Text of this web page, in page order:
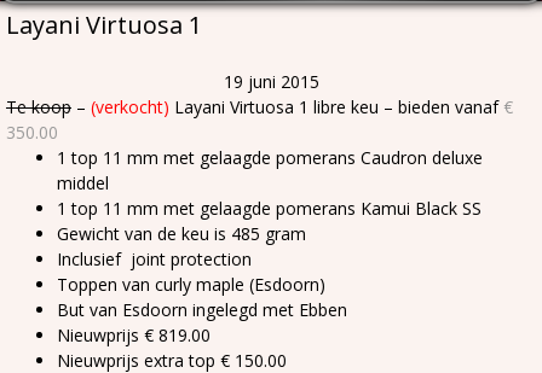
Layani Virtuosa 1
19 juni 2015
Te koop – (verkocht) Layani Virtuosa 1 libre keu – bieden vanaf €
350.00
1 top 11 mm met gelaagde pomerans Caudron deluxe
middel
1 top 11 mm met gelaagde pomerans Kamui Black SS
Gewicht van de keu is 485 gram
Inclusief joint protection
Toppen van curly maple (Esdoorn)
But van Esdoorn ingelegd met Ebben
Nieuwprijs € 819.00
Nieuwprijs extra top € 150.00